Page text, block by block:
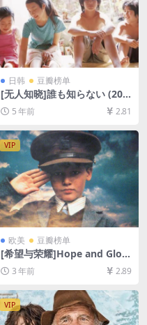
日韩 豆瓣榜单
[无人知晓]誰も知らない (200
4)[百度网盘+迅雷云盘资源10
80P超清未删减][MP4/9.1GB]
[日语中字]
5 年前 2.81
VIP
欧美 豆瓣榜单
[希望与荣耀]Hope and Glory
(1987)[百度网盘+夸克网盘10
80P超清未删减资源][网盘在
线播放/下载][MP4/7.2GB][中
英字幕]
3 年前 2.89
VIP